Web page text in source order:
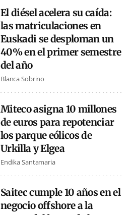
El diésel acelera su caída:
las matriculaciones en
Euskadi se desploman un
40% en el primer semestre
del año
Blanca Sobrino
Miteco asigna 10 millones
de euros para repotenciar
los parque eólicos de
Urkilla y Elgea
Endika Santamaria
Saitec cumple 10 años en el
negocio offshore a la